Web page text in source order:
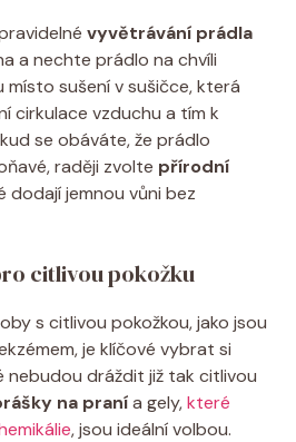
vyvětrávání prádla
a nechte ⁣prádlo⁣ na chvíli
sušení ⁢v sušičce, která
cirkulace ‌vzduchu a tím k
se ​obáváte, že prádlo
raději zvolte přírodní
dodají​ jemnou vůni bez
citlivou pokožku
s ⁤citlivou ⁣pokožkou,‍ jako jsou
je‍ klíčové vybrat si
dráždit již ​tak citlivou
na​ pranía gely,které
,​ jsou ideální ‍volbou.